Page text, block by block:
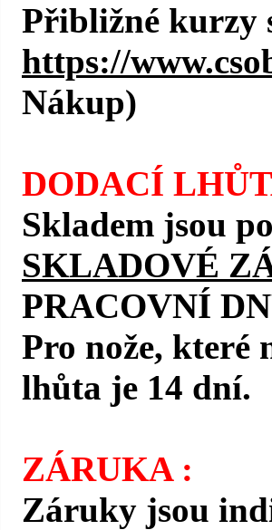
Přibližné kurzy
https://
Nákup)
DODACÍ
Skladem jsou
SKLADOVÉ
PRACOVNÍ
Pro nože, které
lhůta je 14 dní.
ZÁRUKA :
Záruky jsou